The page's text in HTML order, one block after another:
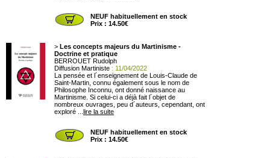
NEUF habituellement en stock
Prix : 14.50€
> Les concepts majeurs du Martinisme -
Doctrine et pratique
BERROUET Rudolph
Diffusion Martiniste : 11/04/2022
La pensée et l´enseignement de Louis-Claude de
Saint-Martin, connu également sous le nom de
Philosophe Inconnu, ont donné naissance au
Martinisme. Si celui-ci a déjà fait l´objet de
nombreux ouvrages, peu d´auteurs, cependant, ont
exploré ... lire la suite
NEUF habituellement en stock
Prix : 14.50€